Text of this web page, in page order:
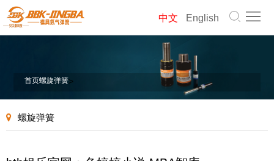
中文 English
首
簧
簧
螺
首页 >
螺旋弹簧
螺旋弹簧